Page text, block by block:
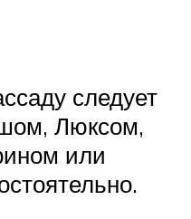
следует
Люксом,
или